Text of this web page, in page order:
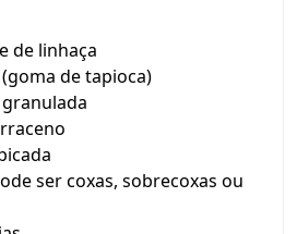
de linhaça
de tapioca)
ser coxas, sobrecoxas ou